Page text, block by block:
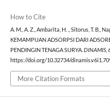
How to Cite
A. M., A. Z., Ambarita, H. ., Sitorus, T. B.,
KEMAMPUAN ADSORPSI DARI
PENDINGIN TENAGA SURYA. DINAMIS,
https://doi.org/10.32734/
More Citation Formats